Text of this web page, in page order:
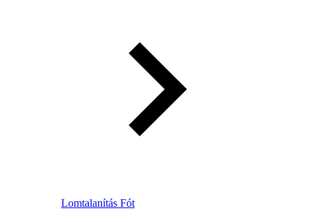
Lomtalanítás Fót